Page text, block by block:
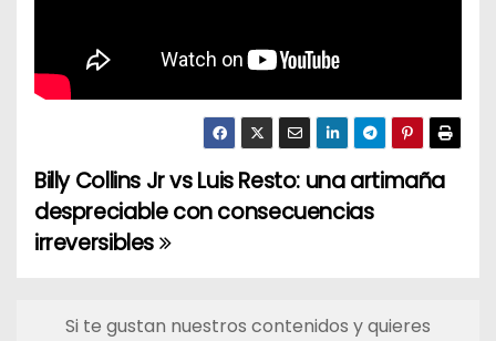
N
a
Billy Collins Jr vs Luis Resto: una artimaña
despreciable con consecuencias
irreversibles
Si te gustan nuestros contenidos y quieres